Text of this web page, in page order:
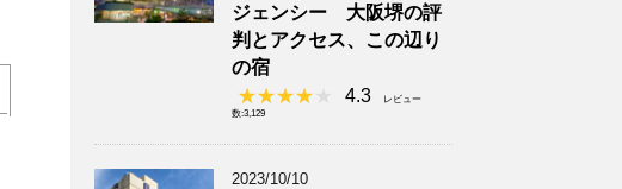
ジェンシー 大阪堺の評
判とアクセス、この辺り
の宿
4.3
レビュー
数:3,129
2023/10/10